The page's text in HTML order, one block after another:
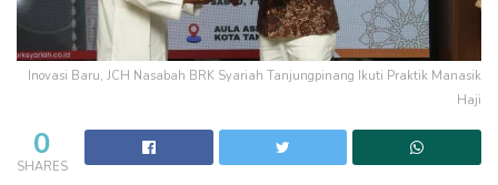
Inovasi Baru, JCH Nasabah BRK Syariah Tanjungpinang Ikuti Praktik Manasik
Haji
0
SHARES